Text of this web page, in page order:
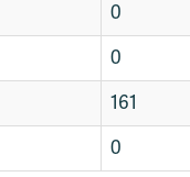
0
0
161
0